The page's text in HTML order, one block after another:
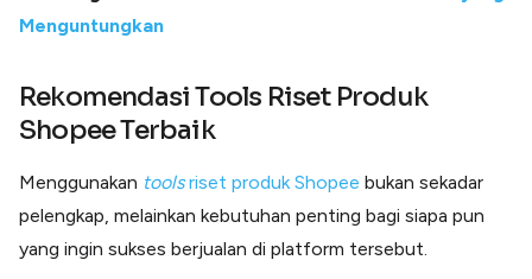
Menguntungkan
Rekomendasi Tools Riset Produk
Shopee Terbaik
Menggunakan toolsriset produk Shopee bukan sekadar
pelengkap, melainkan kebutuhan penting bagi siapa pun
yang ingin sukses berjualan di platform tersebut.